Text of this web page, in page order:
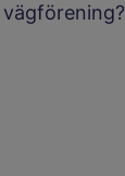
vägförening?